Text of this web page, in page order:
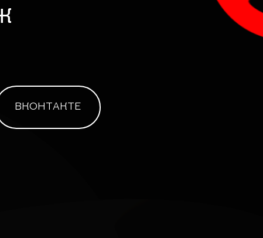
ВКОНТАКТЕ